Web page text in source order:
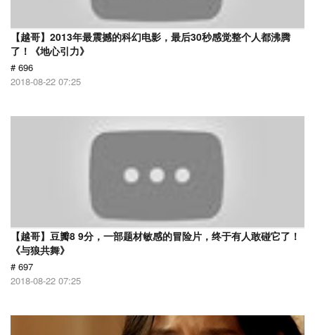
【越哥】2013年最震撼的科幻电影，最后30秒感觉整个人都沸腾
了！《地心引力》
# 696
2018-08-22 07:25
【越哥】豆瓣8 9分，一部题材敏感的冒险片，终于有人敢碰它了！
《与狼共舞》
# 697
2018-08-22 07:25